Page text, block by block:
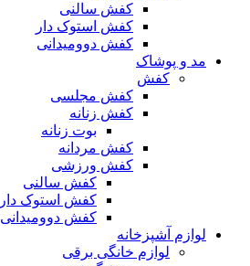
کفش سالنی
کفش استوک دار
کفش دوومیدانی
مد و پوشاک
کفش
کفش مجلسی
کفش زنانه
بوت زنانه
کفش مردانه
کفش ورزشی
کفش سالنی
کفش استوک دار
کفش دوومیدانی
لوازم آشپزخانه
لوازم خانگی برقی